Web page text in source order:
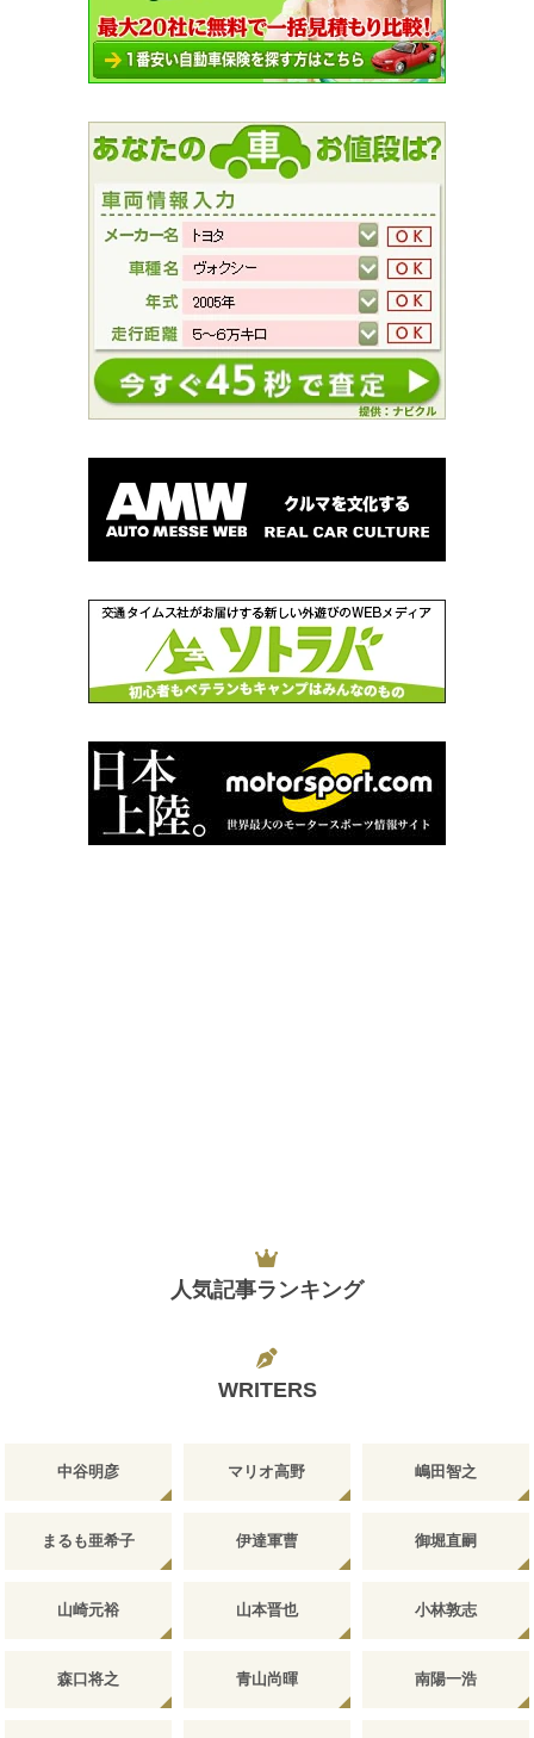
人気記事ランキング
WRITERS
中谷明彦 マリオ高野 嶋田智之
まるも亜希子 伊達軍曹 御堀直嗣
山崎元裕 山本晋也 小林敦志
森口将之 青山尚暉 南陽一浩